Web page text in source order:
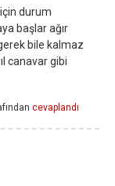
için durum
başlar ağır
bile kalmaz
canavar gibi
cevaplandı